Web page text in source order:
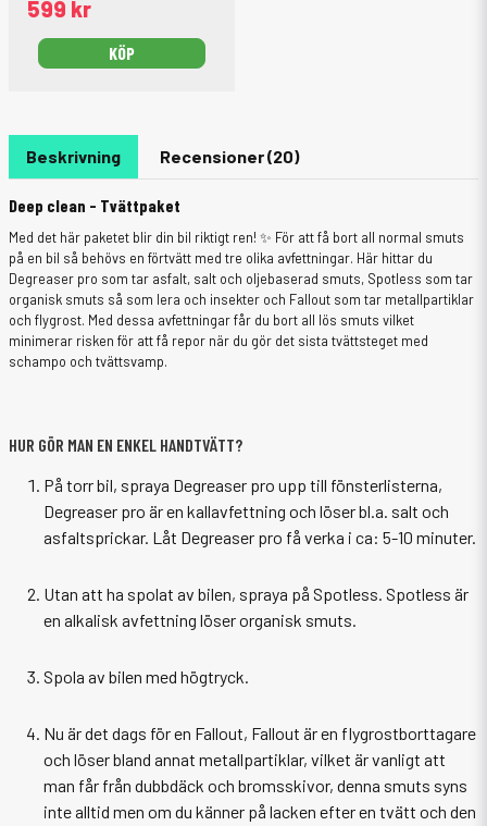
Beskrivning Recensioner (20)
Deep clean - Tvättpaket
Med det här paketet blir din bil riktigt ren! ✨ För att få bort all normal smuts
på en bil så behövs en förtvätt med tre olika avfettningar. Här hittar du
Degreaser pro som tar asfalt, salt och oljebaserad smuts, Spotless som tar
organisk smuts så som lera och insekter och Fallout som tar metallpartiklar
och flygrost. Med dessa avfettningar får du bort all lös smuts vilket
minimerar risken för att få repor när du gör det sista tvättsteget med
schampo och tvättsvamp.
HUR GÖR MAN EN ENKEL HANDTVÄTT?
På torr bil, spraya Degreaser pro upp till fönsterlisterna,
Degreaser pro är en kallavfettning och löser bl.a. salt och
asfaltsprickar. Låt Degreaser pro få verka i ca: 5-10 minuter.
Utan att ha spolat av bilen, spraya på Spotless. Spotless är
en alkalisk avfettning löser organisk smuts.
Spola av bilen med högtryck.
Nu är det dags för en Fallout, Fallout är en flygrostborttagare
och löser bland annat metallpartiklar, vilket är vanligt att
man får från dubbdäck och bromsskivor, denna smuts syns
inte alltid men om du känner på lacken efter en tvätt och den
599 kr
KÖP